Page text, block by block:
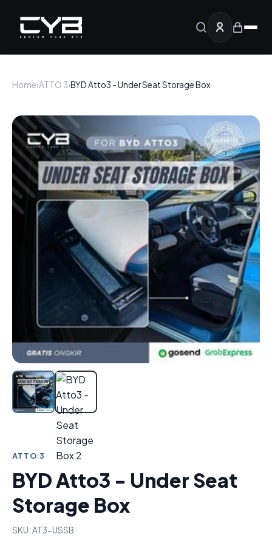
Home›ATTO 3›BYD Atto3 - Under Seat Storage Box
ATTO 3
BYD Atto3 - Under Seat
Storage Box
SKU: AT3-USSB